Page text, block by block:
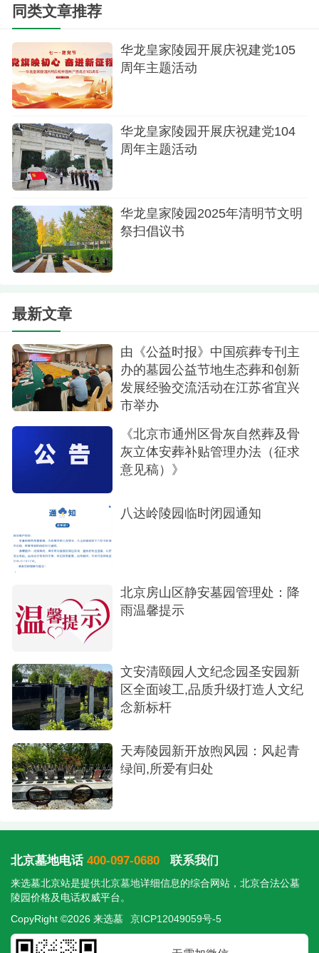
待两批客人且超过6人时，由现场工作人员安排到不
同接待室洽谈；园区观光车，一次载客限定3人；园
区现场讲解，听者必须保持一米以上距离，原则上
不得超过3人。
若祭扫者超过3人，可分批分时段进行。
六、骨灰安葬，如举行必要仪式，需提前预
约，出席的亲友原则上不得超过5人。
七、在您进入园区的一刻起，我们都要时刻保
持敏锐的疫情防范意识，自觉遵守相关规定，服从
工作人员的引导和管理，确保不发生任何问题。
您的理解与配合，是我们做好各项服务工作的
最大动力！
保定华龙皇家陵园有限公司
二〇二〇年四月十五日
同类文章推荐
华龙皇家陵园开展庆祝建党105
周年主题活动
华龙皇家陵园开展庆祝建党104
周年主题活动
华龙皇家陵园2025年清明节文明
祭扫倡议书
最新文章
由《公益时报》中国殡葬专刊主
办的墓园公益节地生态葬和创新
发展经验交流活动在江苏省宜兴
市举办
《北京市通州区骨灰自然葬及骨
灰立体安葬补贴管理办法（征求
意见稿）》
八达岭陵园临时闭园通知
北京房山区静安墓园管理处：降
雨温馨提示
文安清颐园人文纪念园圣安园新
区全面竣工,品质升级打造人文纪
念新标杆
天寿陵园新开放煦风园：风起青
绿间,所爱有归处
北京墓地电话 400-097-0680 联系我们
来选墓北京站是提供北京墓地详细信息的综合网站，北京合法公墓
陵园价格及电话权威平台。
CopyRight ©2026 来选墓
京ICP12049059号-5